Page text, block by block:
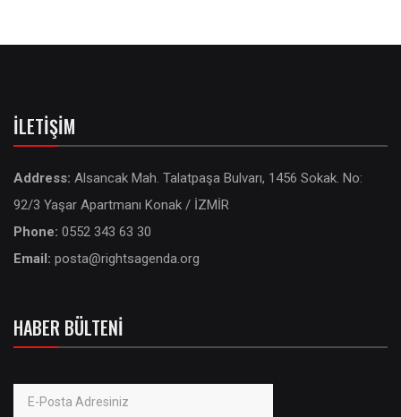
İLETIŞIM
Address: Alsancak Mah. Talatpaşa Bulvarı, 1456 Sokak. No:
92/3 Yaşar Apartmanı Konak / İZMİR
Phone: 0552 343 63 30
Email: posta@rightsagenda.org
HABER BÜLTENI